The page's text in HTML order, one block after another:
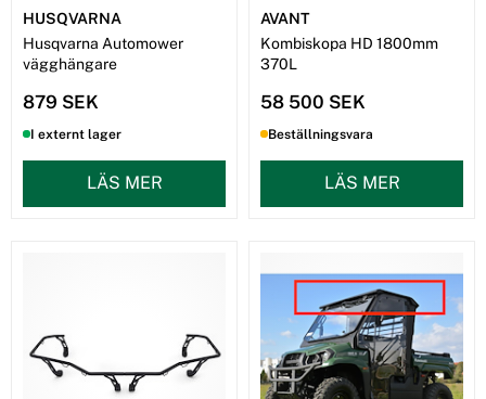
HUSQVARNA
Husqvarna Automower
vägghängare
879 SEK
I externt lager
LÄS MER
AVANT
Kombiskopa HD 1800mm
370L
58 500 SEK
Beställningsvara
LÄS MER